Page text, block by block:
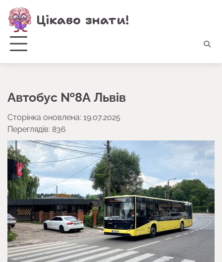
Перейти
до
вмісту
Цікаво знати!
Автобус №8А Львів
Сторінка оновлена: 19.07.2025
Переглядів: 836